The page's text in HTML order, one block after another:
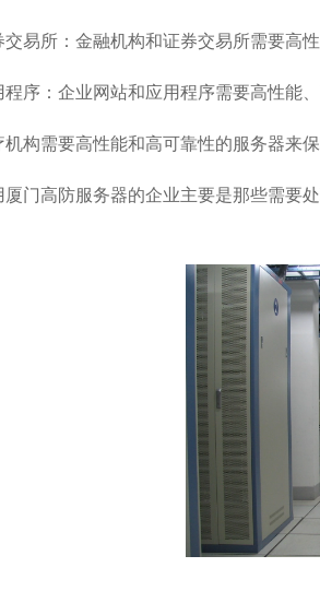
易所：金融机构和证券交易所需要高
序：企业网站和应用程序需要高性能
构需要高性能和高可靠性的服务器来
厦门高防服务器的企业主要是那些需要